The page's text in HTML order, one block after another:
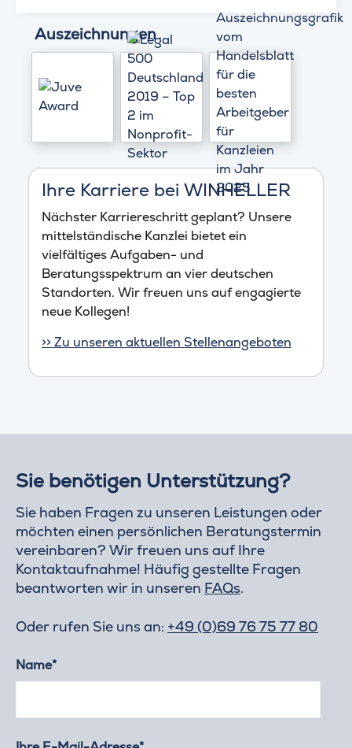
Auszeichnungen
Ihre Karriere bei WINHELLER
Nächster Karriereschritt geplant? Unsere
mittelständische Kanzlei bietet ein
vielfältiges Aufgaben- und
Beratungsspektrum an vier deutschen
Standorten. Wir freuen uns auf engagierte
neue Kollegen!
>> Zu unseren aktuellen Stellenangeboten
Sie benötigen Unterstützung?
Sie haben Fragen zu unseren Leistungen oder
möchten einen persönlichen Beratungstermin
vereinbaren? Wir freuen uns auf Ihre
Kontaktaufnahme! Häufig gestellte Fragen
beantworten wir in unseren FAQs.
Oder rufen Sie uns an: +49 (0)69 76 75 77 80
Name*